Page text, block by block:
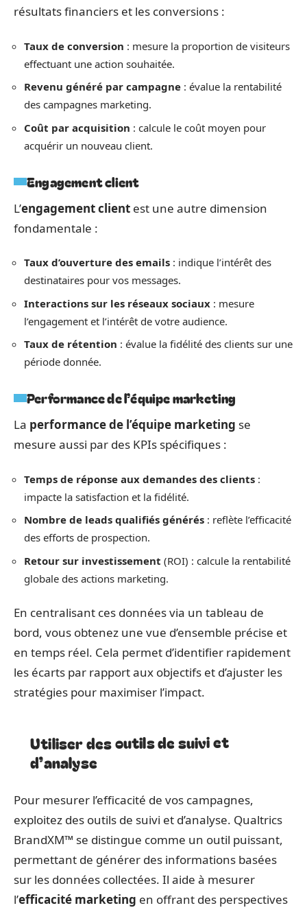
résultats financiers et les conversions :
Taux de conversion : mesure la proportion de visiteurs
effectuant une action souhaitée.
Revenu généré par campagne : évalue la rentabilité
des campagnes marketing.
Coût par acquisition : calcule le coût moyen pour
acquérir un nouveau client.
Engagement client
L’engagement client est une autre dimension
fondamentale :
Taux d’ouverture des emails : indique l’intérêt des
destinataires pour vos messages.
Interactions sur les réseaux sociaux : mesure
l’engagement et l’intérêt de votre audience.
Taux de rétention : évalue la fidélité des clients sur une
période donnée.
Performance de l’équipe marketing
La performance de l’équipe marketing se
mesure aussi par des KPIs spécifiques :
Temps de réponse aux demandes des clients :
impacte la satisfaction et la fidélité.
Nombre de leads qualifiés générés : reflète l’efficacité
des efforts de prospection.
Retour sur investissement (ROI) : calcule la rentabilité
globale des actions marketing.
En centralisant ces données via un tableau de
bord, vous obtenez une vue d’ensemble précise et
en temps réel. Cela permet d’identifier rapidement
les écarts par rapport aux objectifs et d’ajuster les
stratégies pour maximiser l’impact.
Utiliser des outils de suivi et
d’analyse
Pour mesurer l’efficacité de vos campagnes,
exploitez des outils de suivi et d’analyse. Qualtrics
BrandXM™ se distingue comme un outil puissant,
permettant de générer des informations basées
sur les données collectées. Il aide à mesurer
l’efficacité marketing en offrant des perspectives